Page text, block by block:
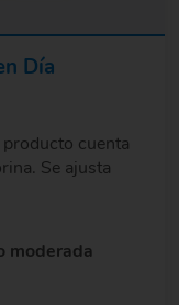
Día
cuenta
Se ajusta
moderada